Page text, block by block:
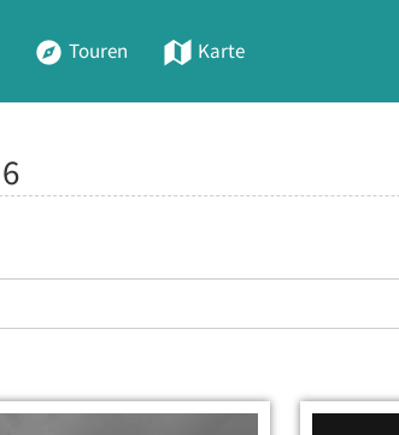
Touren Karte
6